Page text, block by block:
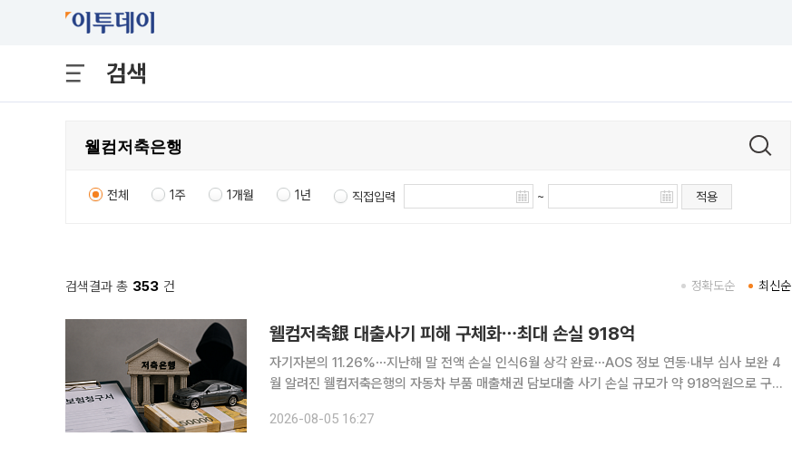
검색
전체 1주 1개월 1년 직접입력 ~ 적용
검색결과 총 353 건 최신순
정확도순
웰컴저축銀 대출사기 피해 구체화⋯최대 손실 918억
자기자본의 11.26%⋯지난해 말 전액 손실 인식6월 상각 완료⋯AOS 정보 연동·내부 심사 보완 4
월 알려진 웰컴저축은행의 자동차 부품 매출채권 담보대출 사기 손실 규모가 약 918억원으로 구체
2026-08-05 16:27